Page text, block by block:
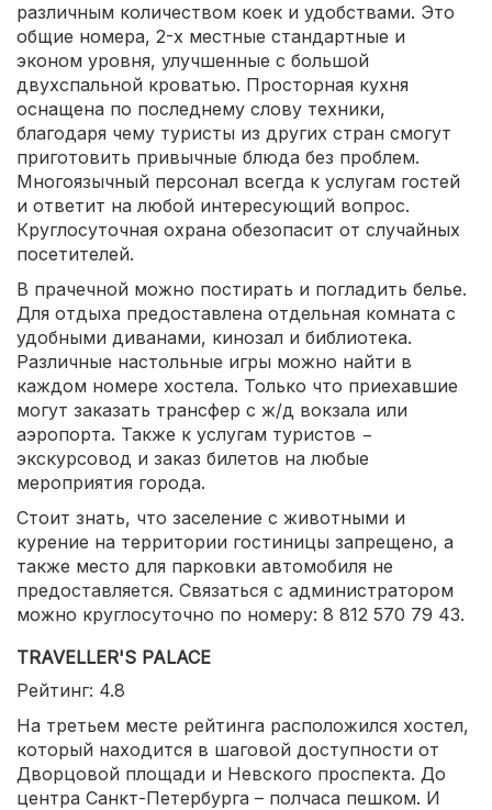
различным количеством коек и удобствами. Это
общие номера, 2-х местные стандартные и
эконом уровня, улучшенные с большой
двухспальной кроватью. Просторная кухня
оснащена по последнему слову техники,
благодаря чему туристы из других стран смогут
приготовить привычные блюда без проблем.
Многоязычный персонал всегда к услугам гостей
и ответит на любой интересующий вопрос.
Круглосуточная охрана обезопасит от случайных
посетителей.
В прачечной можно постирать и погладить белье.
Для отдыха предоставлена отдельная комната с
удобными диванами, кинозал и библиотека.
Различные настольные игры можно найти в
каждом номере хостела. Только что приехавшие
могут заказать трансфер с ж/д вокзала или
аэропорта. Также к услугам туристов −
экскурсовод и заказ билетов на любые
мероприятия города.
Стоит знать, что заселение с животными и
курение на территории гостиницы запрещено, а
также место для парковки автомобиля не
предоставляется. Связаться с администратором
можно круглосуточно по номеру: 8 812 570 79 43.
TRAVELLER'S PALACE
Рейтинг: 4.8
На третьем месте рейтинга расположился хостел,
который находится в шаговой доступности от
Дворцовой площади и Невского проспекта. До
центра Санкт-Петербурга – полчаса пешком. И